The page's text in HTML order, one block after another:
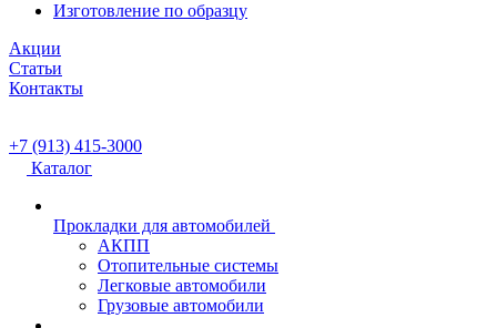
Изготовление по образцу
Акции
Статьи
Контакты
+7 (913) 415-3000
Каталог
Прокладки для автомобилей
АКПП
Отопительные системы
Легковые автомобили
Грузовые автомобили